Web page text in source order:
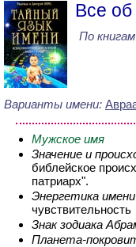
Все
По книгам
Варианты имени:
Мужское имя
Значение и
библейское
патриарх".
Энергетика
чувствительность
Знак зодиака
Планета-